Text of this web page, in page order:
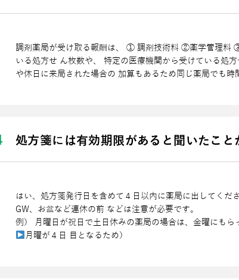
調剤薬局が受け取る報酬は、 ① 調剤技術料 ②薬学管理料
いる処⽅せ ん枚数や、 特定の医療機関から受けている処
や休⽇に来局された場合の 加算もあるため同じ薬局でも時
処⽅箋には有効期限があると聞いたこと
はい、処⽅箋発⾏⽇を含めて４⽇以内に薬局に出してくだ
GW、お盆など連休の前 などは注意が必要です。
例） ⽉曜⽇が祝⽇で⼟⽇休みの薬局の場合は、⾦曜にも
⽉曜が４⽇ ⽬となるため）